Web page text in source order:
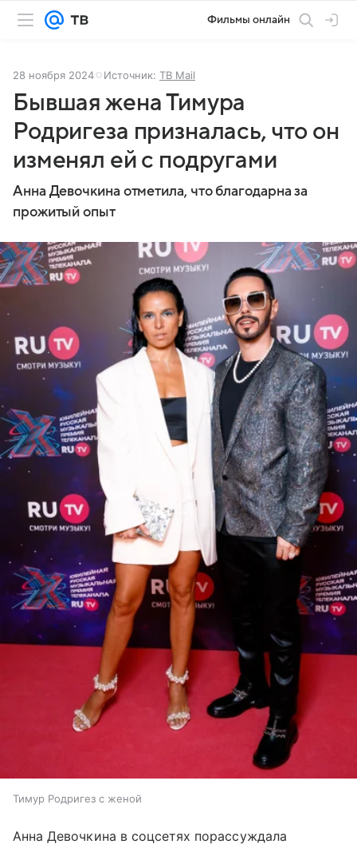
Фильмы онлайн
28 ноября 2024 Источник: ТВ Mail
Бывшая жена Тимура
Родригеза призналась, что он
изменял ей с подругами
Анна Девочкина отметила, что благодарна за
прожитый опыт
Тимур Родригез с женой
Анна Девочкина в соцсетях порассуждала